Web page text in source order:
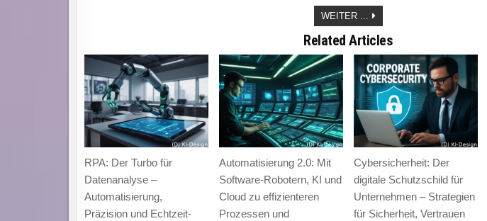
WEITER ... DIGITALE
SERVICES
IM
IOT:
INNOVATION
UND
EFFIZIENZ
FÜR
UNTERNEHMEN
IN
EINER
VERNETZTEN
WELT!
Related Articles
RPA: Der Turbo für
Datenanalyse –
Automatisierung,
Präzision und Echtzeit-
Automatisierung 2.0: Mit
Software-Robotern, KI und
Cloud zu effizienteren
Prozessen und
Cybersicherheit: Der
digitale Schutzschild für
Unternehmen – Strategien
für Sicherheit, Vertrauen